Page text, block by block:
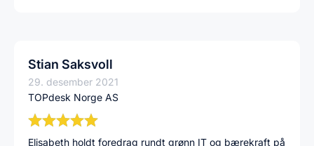
Stian Saksvoll
29. desember 2021
TOPdesk Norge AS
Elisabeth holdt foredrag rundt grønn IT og bærekraft på